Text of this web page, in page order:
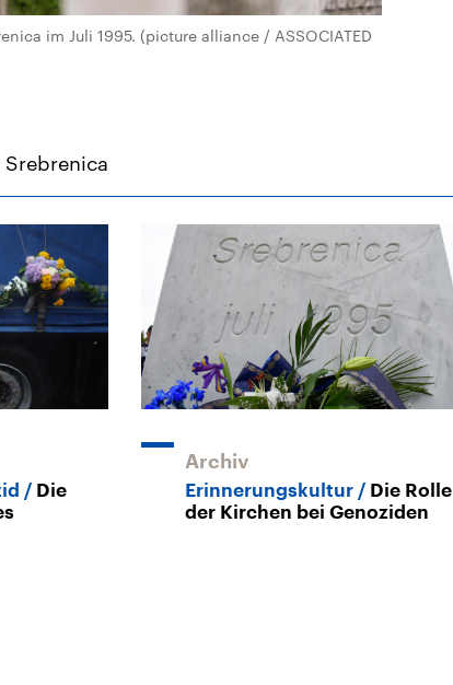
im Juli 1995. (picture alliance / ASSOCIATED
Die
Archiv
Erinnerungskultur
Die Rolle
der Kirchen bei Genoziden